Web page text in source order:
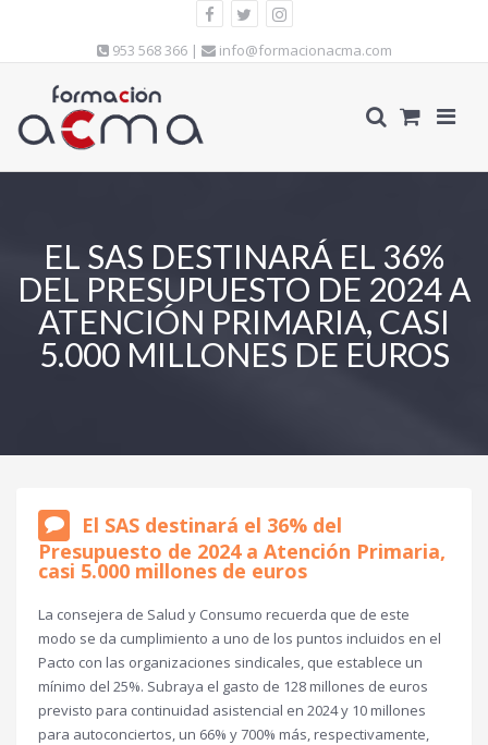
953 568 366 | info@formacionacma.com
EL SAS DESTINARÁ EL 36%
DEL PRESUPUESTO DE 2024 A
ATENCIÓN PRIMARIA, CASI
5.000 MILLONES DE EUROS
El SAS destinará el 36% del
Presupuesto de 2024 a Atención Primaria,
casi 5.000 millones de euros
La consejera de Salud y Consumo recuerda que de este
modo se da cumplimiento a uno de los puntos incluidos en el
Pacto con las organizaciones sindicales, que establece un
mínimo del 25%. Subraya el gasto de 128 millones de euros
previsto para continuidad asistencial en 2024 y 10 millones
para autoconciertos, un 66% y 700% más, respectivamente,